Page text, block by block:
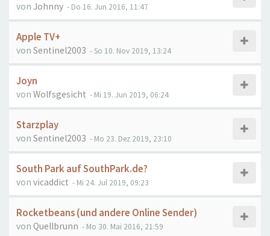
von Johnny - Do 16. Jun 2016, 11:47
Apple TV+
von Sentinel2003 - So 10. Nov 2019, 13:24
Joyn
von Wolfsgesicht - Mi 19. Jun 2019, 06:24
Starzplay
von Sentinel2003 - Mo 23. Dez 2019, 23:10
South Park auf SouthPark.de?
von vicaddict - Mi 24. Jul 2019, 09:23
Rocketbeans (und andere Online Sender)
von Quellbrunn - Mo 30. Mai 2016, 21:59